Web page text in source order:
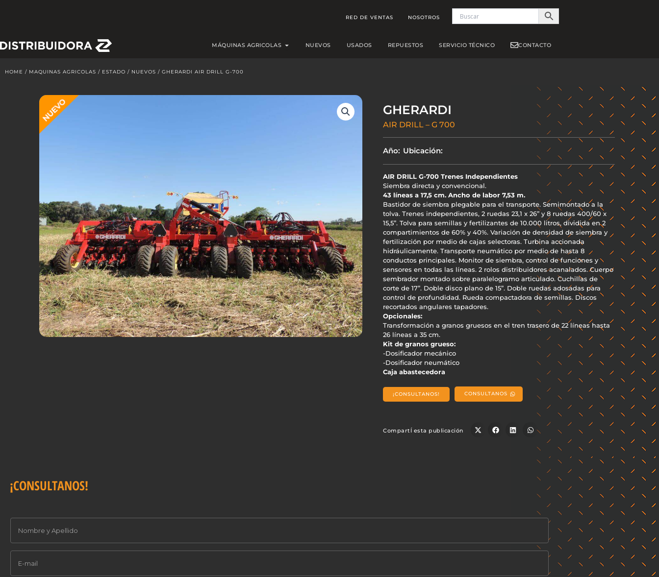
RED DE VENTAS NOSOTROS
MÁQUINAS AGRICOLAS Open MÁQUINAS AGRICOLAS
NUEVOS USADOS REPUESTOS SERVICIO TÉCNICO CONTACTO
HOME / MAQUINAS AGRICOLAS / ESTADO / NUEVOS / GHERARDI AIR DRILL G-700
GHERARDI
AIR DRILL – G 700
Año: Ubicación:
AIR DRILL G-700 Trenes Independientes
Siembra directa y convencional.
43 líneas a 17,5 cm. Ancho de labor 7,53 m.
Bastidor de siembra plegable para el transporte. Semimontado a la
tolva. Trenes independientes, 2 ruedas 23,1 x 26” y 8 ruedas 400/60 x
15,5”. Tolva para semillas y fertilizantes de 10.000 litros, dividida en 2
compartimientos de 60% y 40%. Variación de densidad de siembra y
fertilización por medio de cajas selectoras. Turbina accionada
hidráulicamente. Transporte neumático por medio de hasta 8
conductos principales. Monitor de siembra, control de funciones y
sensores en todas las líneas. 2 rolos distribuidores acanalados. Cuerpo
sembrador montado sobre paralelogramo articulado. Cuchillas de
corte de 17”. Doble disco plano de 15”. Doble ruedas adosadas para
control de profundidad. Rueda compactadora de semillas. Discos
recortados angulares tapadores.
Opcionales:
Transformación a granos gruesos en el tren trasero de 22 líneas hasta
26 líneas a 35 cm.
Kit de granos grueso:
-Dosificador mecánico
-Dosificador neumático
Caja abastecedora
¡CONSULTANOS! CONSULTANOS
CompartÍ esta publicación
¡CONSULTANOS!